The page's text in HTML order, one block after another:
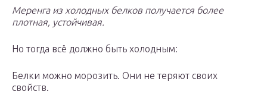
Меренга из холодных белков получается более
плотная, устойчивая.
Но тогда всё должно быть холодным:
Белки можно морозить. Они не теряют своих
свойств.